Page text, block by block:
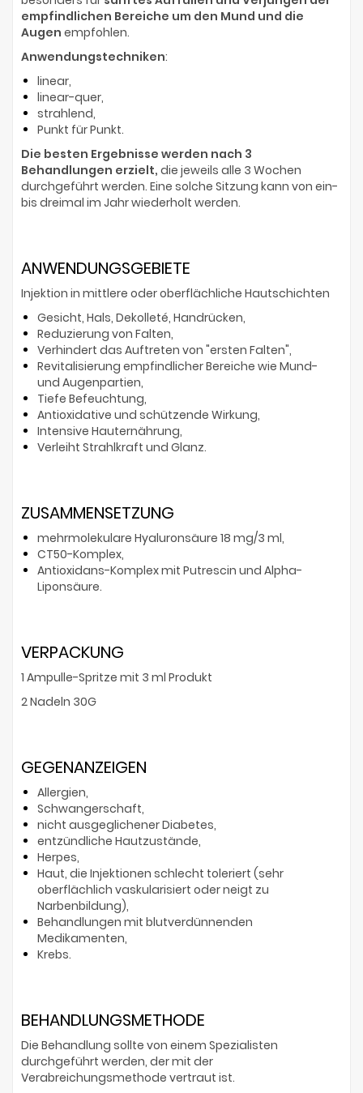
empfindlichen Bereiche um den Mund und die
Augen empfohlen.
Anwendungstechniken:
linear,
linear-quer,
strahlend,
Punkt für Punkt.
Die besten Ergebnisse werden nach 3
Behandlungen erzielt, die jeweils alle 3 Wochen
durchgeführt werden. Eine solche Sitzung kann von ein-
bis dreimal im Jahr wiederholt werden.
ANWENDUNGSGEBIETE
Injektion in mittlere oder oberflächliche Hautschichten
Gesicht, Hals, Dekolleté, Handrücken,
Reduzierung von Falten,
Verhindert das Auftreten von "ersten Falten",
Revitalisierung empfindlicher Bereiche wie Mund-
und Augenpartien,
Tiefe Befeuchtung,
Antioxidative und schützende Wirkung,
Intensive Hauternährung,
Verleiht Strahlkraft und Glanz.
ZUSAMMENSETZUNG
mehrmolekulare Hyaluronsäure 18 mg/3 ml,
CT50-Komplex,
Antioxidans-Komplex mit Putrescin und Alpha-
Liponsäure.
VERPACKUNG
1 Ampulle-Spritze mit 3 ml Produkt
2 Nadeln 30G
GEGENANZEIGEN
Allergien,
Schwangerschaft,
nicht ausgeglichener Diabetes,
entzündliche Hautzustände,
Herpes,
Haut, die Injektionen schlecht toleriert (sehr
oberflächlich vaskularisiert oder neigt zu
Narbenbildung),
Behandlungen mit blutverdünnenden
Medikamenten,
Krebs.
BEHANDLUNGSMETHODE
Die Behandlung sollte von einem Spezialisten
durchgeführt werden, der mit der
Verabreichungsmethode vertraut ist.